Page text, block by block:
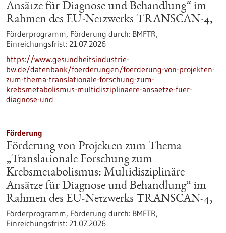
Ansätze für Diagnose und Behandlung“ im
Rahmen des EU-Netzwerks TRANSCAN-4,
Förderprogramm, Förderung durch: BMFTR,
Einreichungsfrist: 21.07.2026
https://www.gesundheitsindustrie-
bw.de/datenbank/foerderungen/foerderung-von-projekten-
zum-thema-translationale-forschung-zum-
krebsmetabolismus-multidisziplinaere-ansaetze-fuer-
diagnose-und
Förderung
Förderung von Projekten zum Thema
„Translationale Forschung zum
Krebsmetabolismus: Multidisziplinäre
Ansätze für Diagnose und Behandlung“ im
Rahmen des EU-Netzwerks TRANSCAN-4,
Förderprogramm, Förderung durch: BMFTR,
Einreichungsfrist: 21.07.2026